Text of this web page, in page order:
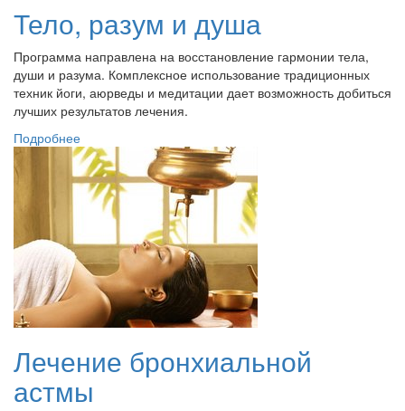
Тело, разум и душа
Программа направлена на восстановление гармонии тела,
души и разума. Комплексное использование традиционных
техник йоги, аюрведы и медитации дает возможность добиться
лучших результатов лечения.
Подробнее
Лечение бронхиальной
астмы